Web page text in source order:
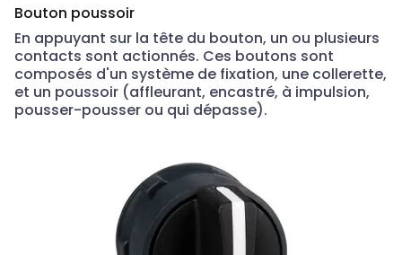
Bouton poussoir
En appuyant sur la tête du bouton, un ou plusieurs
contacts sont actionnés. Ces boutons sont
composés d'un système de fixation, une collerette,
et un poussoir (affleurant, encastré, à impulsion,
pousser-pousser ou qui dépasse).